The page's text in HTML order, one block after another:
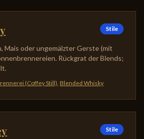
Stile
Mais oder ungemälzter Gerste (mit
Rückgrat der Blends;
(Coffey Still), Blended Whisky
Stile